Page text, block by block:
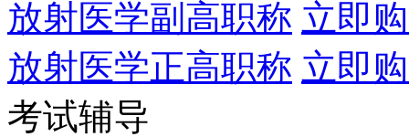
放射医学副高职称 立即
放射医学正高职称 立即
考试辅导